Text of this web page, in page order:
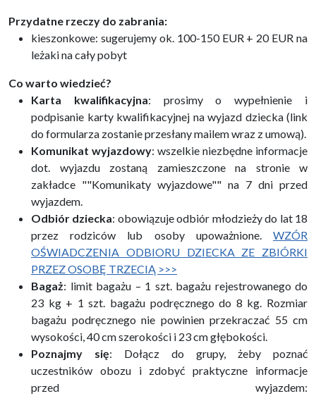
Przydatne rzeczy do zabrania:
kieszonkowe: sugerujemy ok. 100-150 EUR + 20 EUR na
leżaki na cały pobyt
Co warto wiedzieć?
Karta kwalifikacyjna: prosimy o wypełnienie i
podpisanie karty kwalifikacyjnej na wyjazd dziecka (link
do formularza zostanie przesłany mailem wraz z umową).
Komunikat wyjazdowy: wszelkie niezbędne informacje
dot. wyjazdu zostaną zamieszczone na stronie w
zakładce ""Komunikaty wyjazdowe"" na 7 dni przed
wyjazdem.
Odbiór dziecka: obowiązuje odbiór młodzieży do lat 18
przez rodziców lub osoby upoważnione. WZÓR
OŚWIADCZENIA ODBIORU DZIECKA ZE ZBIÓRKI
PRZEZ OSOBĘ TRZECIĄ >>>
Bagaż: limit bagażu – 1 szt. bagażu rejestrowanego do
23 kg + 1 szt. bagażu podręcznego do 8 kg. Rozmiar
bagażu podręcznego nie powinien przekraczać 55 cm
wysokości, 40 cm szerokości i 23 cm głębokości.
Poznajmy się: Dołącz do grupy, żeby poznać
uczestników obozu i zdobyć praktyczne informacje
przed wyjazdem: